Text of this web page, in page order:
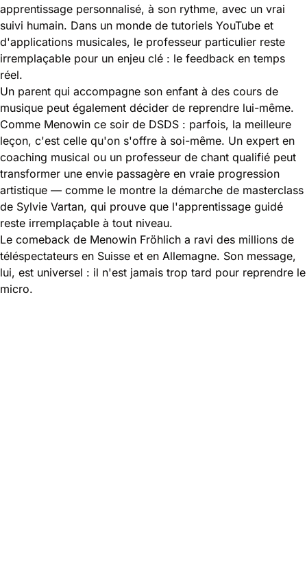
apprentissage personnalisé, à son rythme, avec un vrai
suivi humain. Dans un monde de tutoriels YouTube et
d'applications musicales, le professeur particulier reste
irremplaçable pour un enjeu clé : le feedback en temps
réel.
Un parent qui accompagne son enfant à des cours de
musique peut également décider de reprendre lui-même.
Comme Menowin ce soir de DSDS : parfois, la meilleure
leçon, c'est celle qu'on s'offre à soi-même. Un expert en
coaching musical ou un professeur de chant qualifié peut
transformer une envie passagère en vraie progression
artistique — comme le montre la démarche de masterclass
de Sylvie Vartan, qui prouve que l'apprentissage guidé
reste irremplaçable à tout niveau.
Le comeback de Menowin Fröhlich a ravi des millions de
téléspectateurs en Suisse et en Allemagne. Son message,
lui, est universel : il n'est jamais trop tard pour reprendre le
micro.